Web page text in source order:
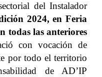
del Instalador
2024, en Feria
todas las anteriores
con vocación de
por todo el territorio
de AD’IP